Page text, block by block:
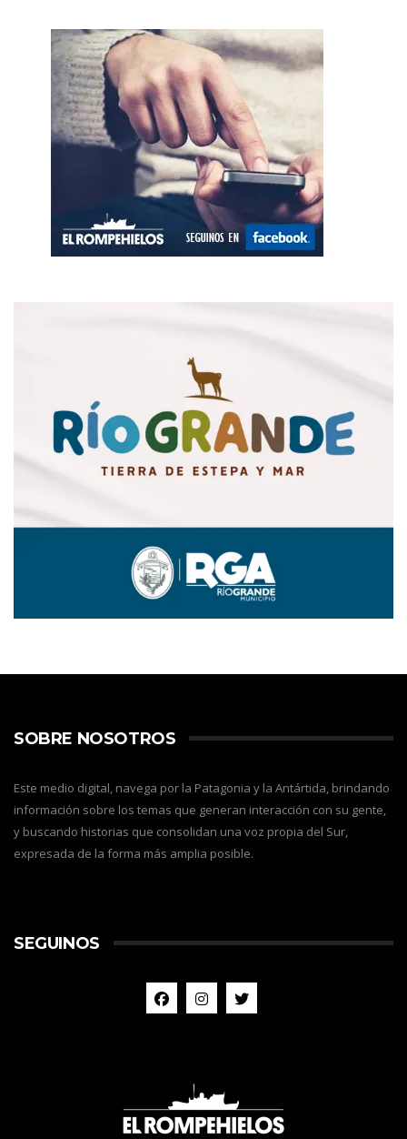
SOBRE NOSOTROS
Este medio digital, navega por la Patagonia y la Antártida, brindando
información sobre los temas que generan interacción con su gente,
y buscando historias que consolidan una voz propia del Sur,
expresada de la forma más amplia posible.
SEGUINOS